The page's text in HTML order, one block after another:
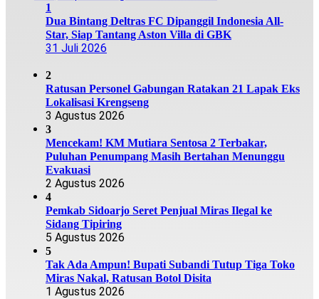
1
Dua Bintang Deltras FC Dipanggil Indonesia All-
Star, Siap Tantang Aston Villa di GBK
31 Juli 2026
2
Ratusan Personel Gabungan Ratakan 21 Lapak Eks
Lokalisasi Krengseng
3 Agustus 2026
3
Mencekam! KM Mutiara Sentosa 2 Terbakar,
Puluhan Penumpang Masih Bertahan Menunggu
Evakuasi
2 Agustus 2026
4
Pemkab Sidoarjo Seret Penjual Miras Ilegal ke
Sidang Tipiring
5 Agustus 2026
5
Tak Ada Ampun! Bupati Subandi Tutup Tiga Toko
Miras Nakal, Ratusan Botol Disita
1 Agustus 2026